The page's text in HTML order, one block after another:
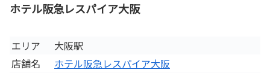
ホテル阪急レスパイア大阪
エリア
大阪駅
店舗名
ホテル阪急レスパイア大阪